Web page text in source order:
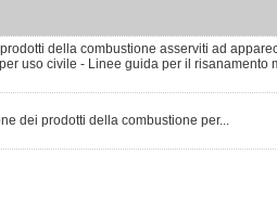
della combustione asserviti ad
uso civile - Linee guida per il risanamento
dei prodotti della combustione per...